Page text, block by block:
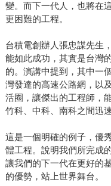
變。而下一代人，也將在
更困難的工程。
台積電創辦人張忠謀先生
能如此成功，其實是台灣
的。演講中提到，其中一
灣發達的高速公路網，以
活圈，讓傑出的工程師，
竹科、中科、南科之間迅
這是一個明確的例子，優
體工程。說明我們所完成
讓我們的下一代在更好的
的優勢，站上世界舞台。